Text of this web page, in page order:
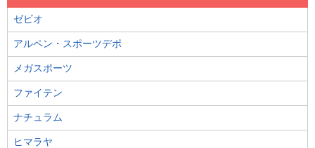
ゼビオ
アルペン・スポーツデポ
メガスポーツ
ファイテン
ナチュラム
ヒマラヤ